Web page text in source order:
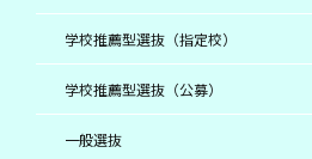
学校推薦型選抜（指定校）
学校推薦型選抜（公募）
一般選抜